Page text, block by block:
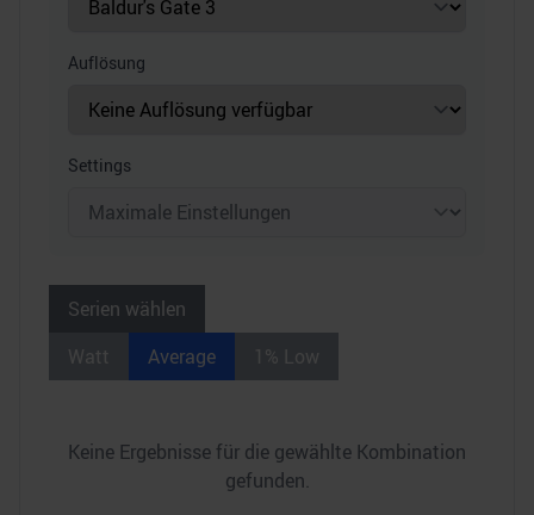
Auflösung
Settings
Serien wählen
Watt
Average 1% Low
Keine Ergebnisse für die gewählte Kombination
gefunden.